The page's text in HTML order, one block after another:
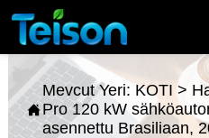

Mevcut Yeri: KOTI >
Pro 120 kW
asennettu Brasiliaan,